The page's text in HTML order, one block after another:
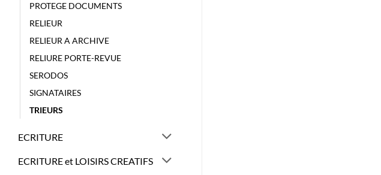
PROTEGE DOCUMENTS
RELIEUR
RELIEUR A ARCHIVE
RELIURE PORTE-REVUE
SERODOS
SIGNATAIRES
TRIEURS
ECRITURE
ECRITURE et LOISIRS CREATIFS